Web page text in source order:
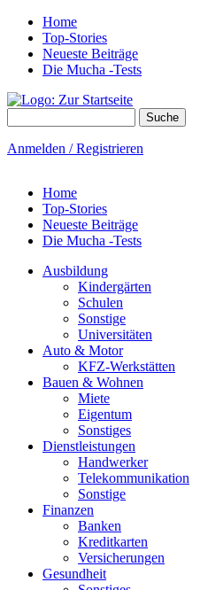
Home
Top-Stories
Neueste Beiträge
Die Mucha -Tests
Anmelden / Registrieren
Home
Top-Stories
Neueste Beiträge
Die Mucha -Tests
Ausbildung
Kindergärten
Schulen
Sonstige
Universitäten
Auto & Motor
KFZ-Werkstätten
Bauen & Wohnen
Miete
Eigentum
Sonstiges
Dienstleistungen
Handwerker
Telekommunikation
Sonstige
Finanzen
Banken
Kreditkarten
Versicherungen
Gesundheit